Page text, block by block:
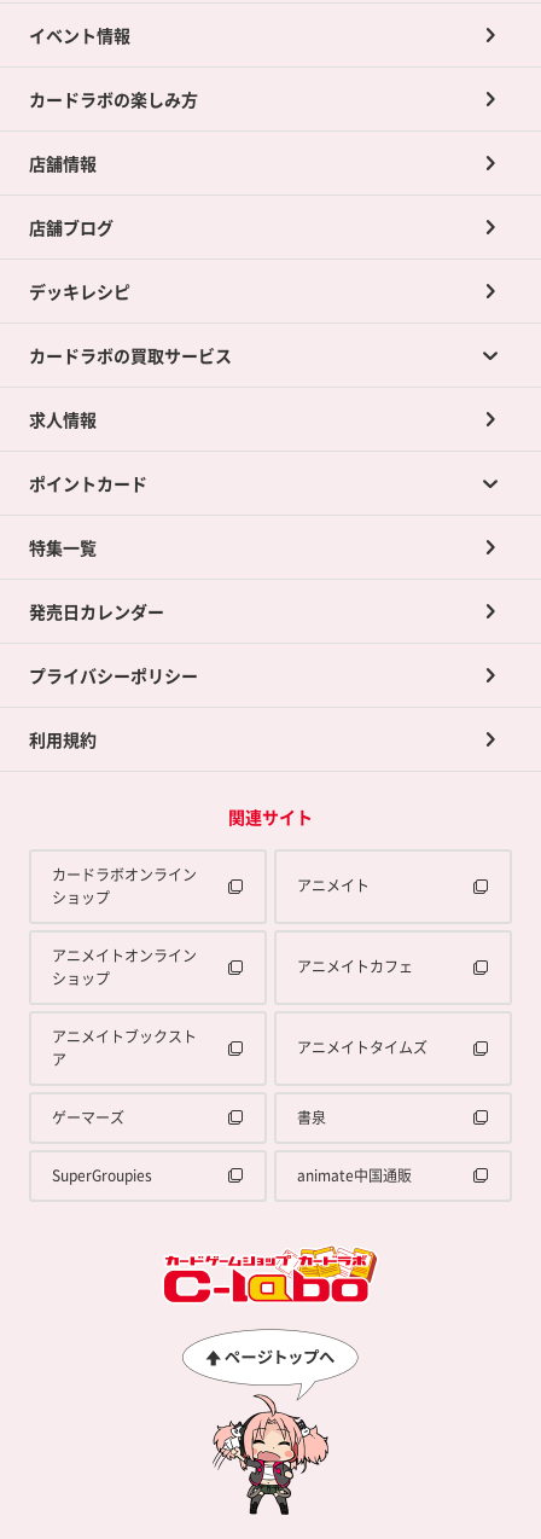
イベント情報
カードラボの楽しみ方
店舗情報
店舗ブログ
デッキレシピ
カードラボの買取サービス
カードラボの買取サービスTOP
店舗買取について
ネット買取について
買取承諾書について
求人情報
ポイントカード
ポイントカードTOP
ポイント交換景品
特集一覧
発売日カレンダー
プライバシーポリシー
利用規約
関連サイト
カードラボオンライン
ショップ
アニメイト
アニメイトオンライン
ショップ
アニメイトカフェ
アニメイトブックスト
ア
アニメイトタイムズ
ゲーマーズ 書泉
SuperGroupies animate中国通販